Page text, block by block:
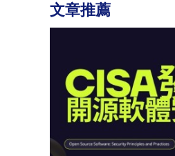
文章推薦